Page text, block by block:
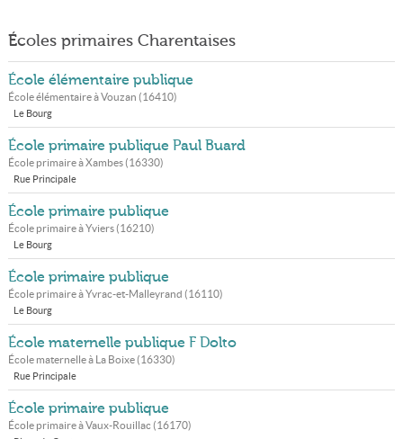
Écoles primaires Charentaises
École élémentaire publique
École élémentaire àVouzan (16410)
Le Bourg
École primaire publique Paul Buard
École primaire àXambes(16330)
Rue Principale
École primaire publique
École primaire àYviers(16210)
Le Bourg
École primaire publique
École primaire àYvrac-et-Malleyrand (16110)
Le Bourg
École maternelle publique F Dolto
École maternelle à La Boixe(16330)
Rue Principale
École primaire publique
École primaire àVaux-Rouillac(16170)